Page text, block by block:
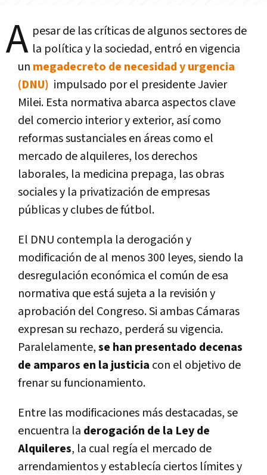
A pesar de las críticas de algunos sectores de
la política y la sociedad, entró en vigencia
un megadecreto de necesidad y urgencia
(DNU) impulsado por el presidente Javier
Milei. Esta normativa abarca aspectos clave
del comercio interior y exterior, así como
reformas sustanciales en áreas como el
mercado de alquileres, los derechos
laborales, la medicina prepaga, las obras
sociales y la privatización de empresas
públicas y clubes de fútbol.
El DNU contempla la derogación y
modificación de al menos 300 leyes, siendo la
desregulación económica el común de esa
normativa que está sujeta a la revisión y
aprobación del Congreso. Si ambas Cámaras
expresan su rechazo, perderá su vigencia.
Paralelamente,se han presentado decenas
de amparos en la justicia con el objetivo de
frenar su funcionamiento.
Entre las modificaciones más destacadas, se
encuentra la derogación de la Ley de
Alquileres, la cual regía el mercado de
arrendamientos y establecía ciertos límites y